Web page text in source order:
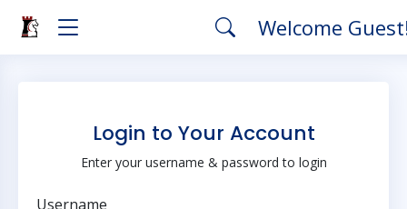
Welcome
Login to Your Account
Enter your username & password to login
Username